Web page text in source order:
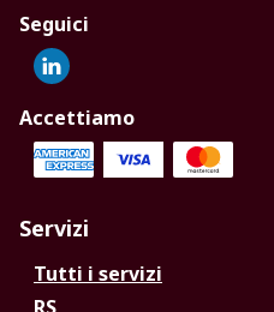
Seguici
Accettiamo
Servizi
Tutti i servizi